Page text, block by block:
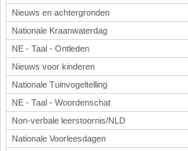
Nieuws en achtergronden
Nationale Kraanwaterdag
NE - Taal - Ontleden
Nieuws voor kinderen
Nationale Tuinvogeltelling
NE - Taal - Woordenschat
Non-verbale leerstoornis/NLD
Nationale Voorleesdagen